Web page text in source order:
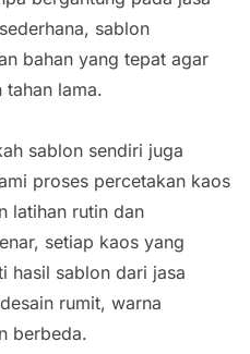
sablon
bahan yang tepat agar
lama.
sablon sendiri juga
proses percetakan kaos
latihan rutin dan
setiap kaos yang
hasil sablon dari jasa
rumit, warna
berbeda.